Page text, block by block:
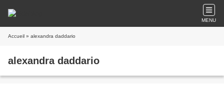
MENU
Accueil » alexandra daddario
alexandra daddario